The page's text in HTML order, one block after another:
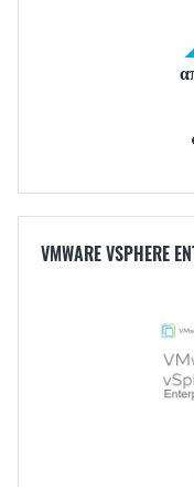
VMWARE VSPHERE